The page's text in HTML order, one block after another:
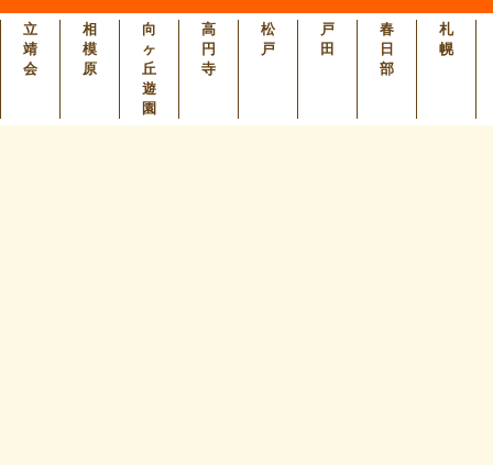
立
靖
会
相
模
原
向
ヶ
丘
遊
園
高
円
寺
松
戸
戸
田
春
日
部
札
幌